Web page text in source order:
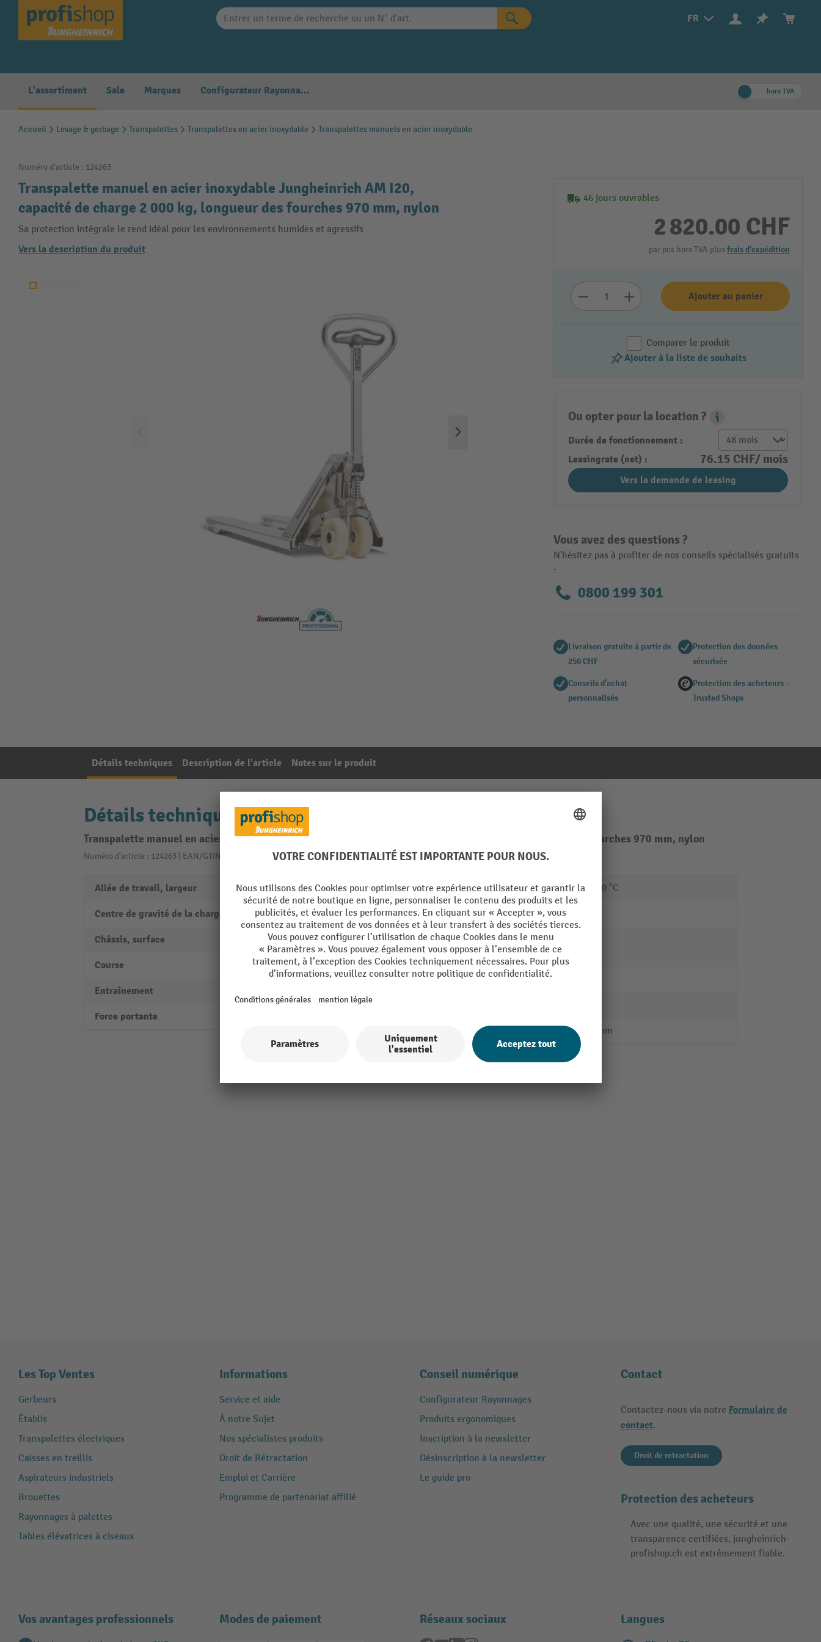
Skip to main navigation FR
L'assortiment Sale Marques Configurateur Rayonnages hors TVA
Accueil Levage & gerbage Transpalettes Transpalettes en acier inoxydable Transpalettes manuels en acier inoxydable
Numéro d'article : 124263
Transpalette manuel en acier inoxydable Jungheinrich AM I20,
capacité de charge 2 000 kg, longueur des fourches 970 mm, nylon
Sa protection intégrale le rend idéal pour les environnements humides et agressifs
Vers la description du produit
46 jours ouvrables
2 820.00 CHF
par pcs hors TVA plus frais d'expédition
Ajouter au panier
Comparer le produit
Ajouter à la liste de souhaits
Vous avez des questions ?
N'hésitez pas à profiter de nos conseils spécialisés gratuits
:
0800 199 301
Ou opter pour la location ?
Leasing Popover
Durée de fonctionnement :
Leasingrate (net) :
76.15 CHF/ mois
Vers la demande de leasing
Livraison gratuite à partir de
250 CHF
Protection des données
sécurisée
Conseils d'achat
personnalisés
Protection des acheteurs -
Trusted Shops
Détails techniques Description de l'article Notes sur le produit
Détails techniques
Transpalette manuel en acier inoxydable Jungheinrich AM I20, capacité de charge 2 000 kg, longueur des fourches 970 mm, nylon
Numéro d'article : 124263 | EAN/GTIN: 4260329042396De la catégorie : Transpalettes manuels en acier inoxydable
Allée de travail, largeur 1810 mm
Centre de gravité de la charge 485 mm
Châssis, surface életropolie
Course 120 mm
Entraînement
Force portante
Plage de température -40 - 50 °C
Poids propre
Pompages, hauteur d'élévation
max.
Pompages palette décollée du sol
Rayon de braquage 1160 mm
Les Top Ventes
Gerbeurs
Établis
Transpalettes électriques
Caisses en treillis
Aspirateurs industriels
Brouettes
Rayonnages à palettes
Tables élévatrices à ciseaux
Informations
Service et aide
À notre Sujet
Nos spécialistes produits
Droit de Rétractation
Emploi et Carrière
Programme de partenariat affilié
Conseil numérique
Configurateur Rayonnages
Produits ergonomiques
Inscription à la newsletter
Désinscription à la newsletter
Le guide pro
Contact
Contactez-nous via notre Formulaire de
contact.
Droit de retractation
Protection des acheteurs
Avec une qualité, une sécurité et une
transparence certifiées, jungheinrich-
profishop.ch est extrêmement fiable.
Vos avantages professionnels Modes de paiement Réseaux sociaux Langues